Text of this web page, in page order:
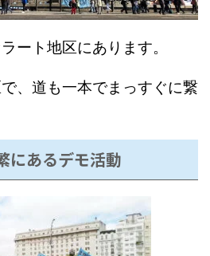
ート地区にあります。
、道も一本でまっすぐに繋
にあるデモ活動